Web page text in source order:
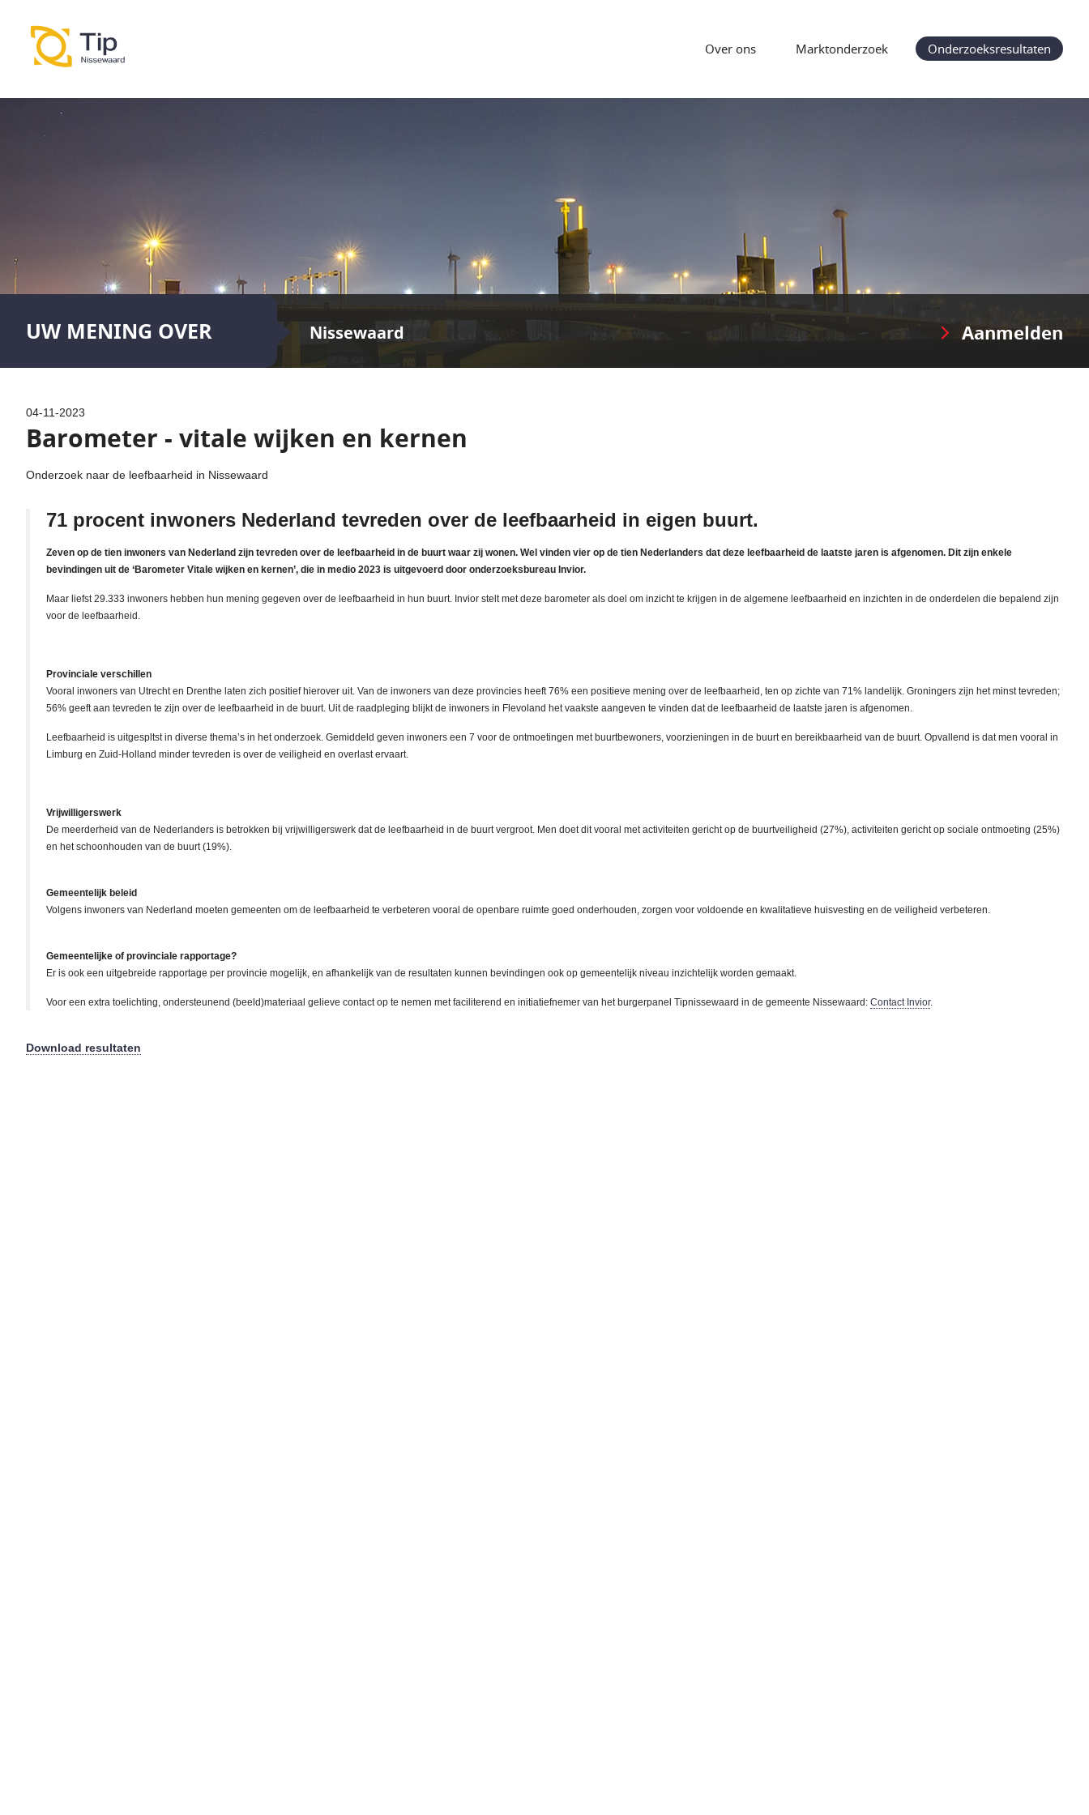
Over ons Marktonderzoek Onderzoeksresultaten
UW MENING OVER Nissewaard Aanmelden
04-11-2023
Barometer - vitale wijken en kernen
Onderzoek naar de leefbaarheid in Nissewaard
71 procent inwoners Nederland tevreden over de leefbaarheid in eigen buurt.
Zeven op de tien inwoners van Nederland zijn tevreden over de leefbaarheid in de buurt waar zij wonen. Wel vinden vier op de tien Nederlanders dat deze leefbaarheid de laatste jaren is afgenomen. Dit zijn enkele
bevindingen uit de ‘Barometer Vitale wijken en kernen’, die in medio 2023 is uitgevoerd door onderzoeksbureau Invior.
Maar liefst 29.333 inwoners hebben hun mening gegeven over de leefbaarheid in hun buurt. Invior stelt met deze barometer als doel om inzicht te krijgen in de algemene leefbaarheid en inzichten in de onderdelen die bepalend zijn
voor de leefbaarheid.
Provinciale verschillen
Vooral inwoners van Utrecht en Drenthe laten zich positief hierover uit. Van de inwoners van deze provincies heeft 76% een positieve mening over de leefbaarheid, ten op zichte van 71% landelijk. Groningers zijn het minst tevreden;
56% geeft aan tevreden te zijn over de leefbaarheid in de buurt. Uit de raadpleging blijkt de inwoners in Flevoland het vaakste aangeven te vinden dat de leefbaarheid de laatste jaren is afgenomen.
Leefbaarheid is uitgespltst in diverse thema’s in het onderzoek. Gemiddeld geven inwoners een 7 voor de ontmoetingen met buurtbewoners, voorzieningen in de buurt en bereikbaarheid van de buurt. Opvallend is dat men vooral in
Limburg en Zuid-Holland minder tevreden is over de veiligheid en overlast ervaart.
Vrijwilligerswerk
De meerderheid van de Nederlanders is betrokken bij vrijwilligerswerk dat de leefbaarheid in de buurt vergroot. Men doet dit vooral met activiteiten gericht op de buurtveiligheid (27%), activiteiten gericht op sociale ontmoeting (25%)
en het schoonhouden van de buurt (19%).
Gemeentelijk beleid
Volgens inwoners van Nederland moeten gemeenten om de leefbaarheid te verbeteren vooral de openbare ruimte goed onderhouden, zorgen voor voldoende en kwalitatieve huisvesting en de veiligheid verbeteren.
Gemeentelijke of provinciale rapportage?
Er is ook een uitgebreide rapportage per provincie mogelijk, en afhankelijk van de resultaten kunnen bevindingen ook op gemeentelijk niveau inzichtelijk worden gemaakt.
Voor een extra toelichting, ondersteunend (beeld)materiaal gelieve contact op te nemen met faciliterend en initiatiefnemer van het burgerpanel Tipnissewaard in de gemeente Nissewaard: Contact Invior.
Download resultaten